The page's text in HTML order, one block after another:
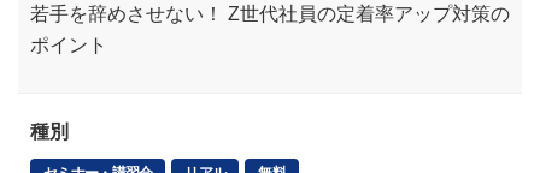
若手を辞めさせない！ Z世代社員の定着率アップ対策の
ポイント
種別